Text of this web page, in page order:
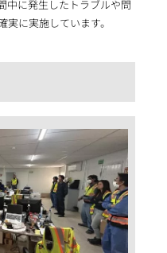
中に発生したトラブルや問
に実施しています。